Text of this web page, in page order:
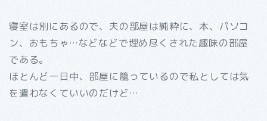
寝室は別にあるので、夫の部屋は純粋に、本、パソコ
ン、おもちゃ…などなどで埋め尽くされた趣味の部屋
である。
ほとんど一日中、部屋に籠っているので私としては気
を遣わなくていいのだけど…